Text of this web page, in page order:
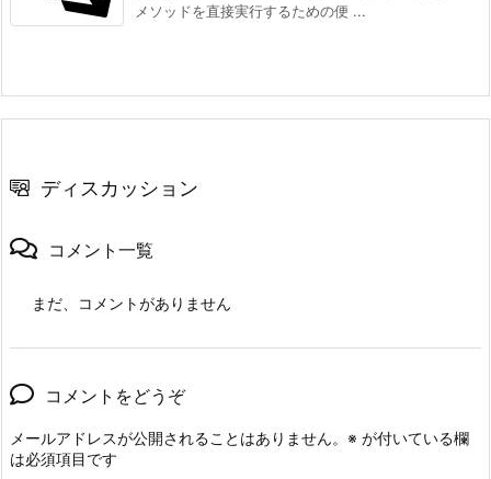
メソッドを直接実行するための便 ...
ディスカッション
コメント一覧
まだ、コメントがありません
コメントをどうぞ
メールアドレスが公開されることはありません。 ※ が付いている欄
は必須項目です